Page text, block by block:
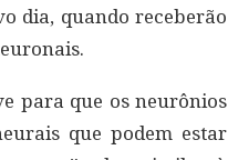
dia, quando receberão
para que os neurônios
que podem estar